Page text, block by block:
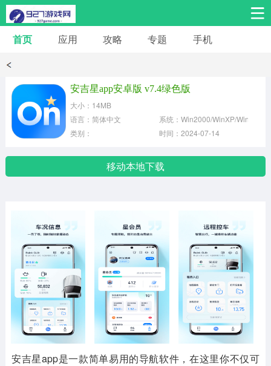
安卓手游 安卓应用
桌游棋牌
动作射击 益智休闲
首页 应用 攻略 专题 手机
安吉星app安卓版 v7.4绿色版
大小：14MB
语言：简体中文
系统：Win2000/WinXP/Win2003
类别：
时间：2024-07-14
移动本地下载
安吉星app是一款简单易用的导航软件，在这里你不仅可